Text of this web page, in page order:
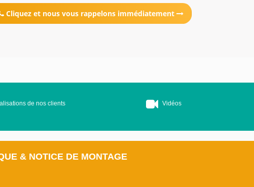
Cliquez et nous vous rappelons immédiatement
de nos clients Vidéos
& NOTICE DE MONTAGE